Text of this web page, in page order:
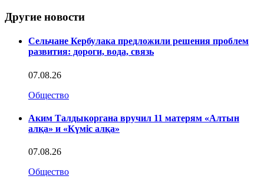
Другие новости
Сельчане Кербулака предложили решения проблем
развития: дороги, вода, связь
07.08.26
Общество
Аким Талдыкоргана вручил 11 матерям «Алтын
алқа» и «Күміс алқа»
07.08.26
Общество